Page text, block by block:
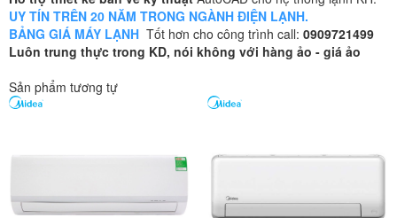
UY TÍN TRÊN 20 NĂM TRONG NGÀNH ĐIỆN LẠNH.
BẢNG GIÁ MÁY LẠNH Tốt hơn cho công trình call: 0909721499
Luôn trung thực trong KD, nói không với hàng ảo - giá ảo
Sản phẩm tương tự